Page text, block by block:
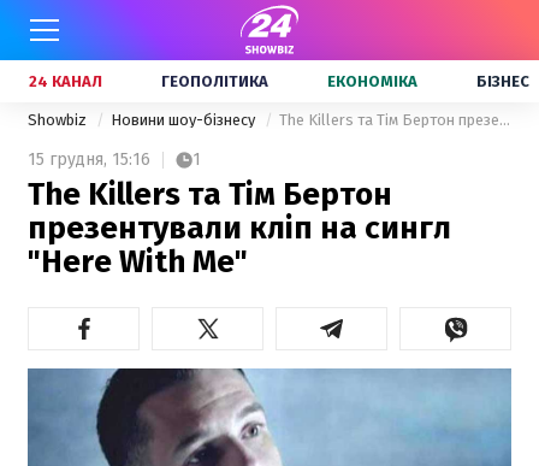
24 КАНАЛ ГЕОПОЛІТИКА ЕКОНОМІКА БІЗНЕС
Showbiz Новини шоу-бізнесу The Killers та Тім Бертон презентували кліп на сингл "Here With Me"
15 грудня, 15:16 1
The Killers та Тім Бертон
презентували кліп на сингл
"Here With Me"